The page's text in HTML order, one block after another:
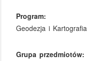
Program:
Geodezja i Kartografia
Grupa przedmiotów: